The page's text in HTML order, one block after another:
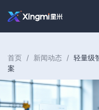
首页 / 新闻动态 / 轻量级
案